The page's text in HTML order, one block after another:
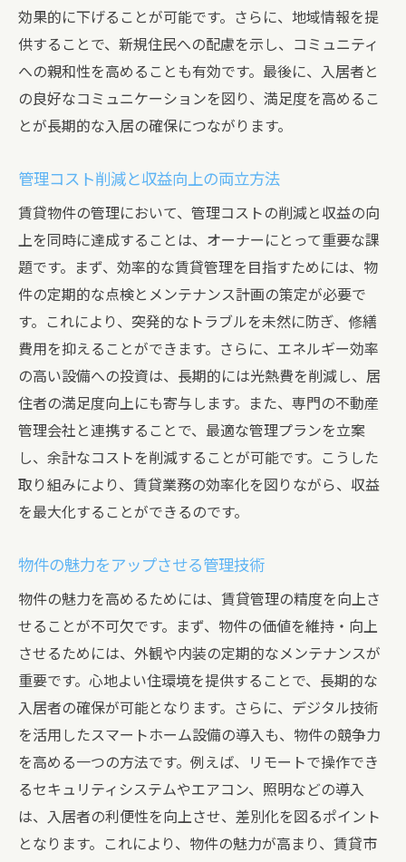
効果的に下げることが可能です。さらに、地域情報を提
供することで、新規住民への配慮を示し、コミュニティ
への親和性を高めることも有効です。最後に、入居者と
の良好なコミュニケーションを図り、満足度を高めるこ
とが長期的な入居の確保につながります。
管理コスト削減と収益向上の両立方法
賃貸物件の管理において、管理コストの削減と収益の向
上を同時に達成することは、オーナーにとって重要な課
題です。まず、効率的な賃貸管理を目指すためには、物
件の定期的な点検とメンテナンス計画の策定が必要で
す。これにより、突発的なトラブルを未然に防ぎ、修繕
費用を抑えることができます。さらに、エネルギー効率
の高い設備への投資は、長期的には光熱費を削減し、居
住者の満足度向上にも寄与します。また、専門の不動産
管理会社と連携することで、最適な管理プランを立案
し、余計なコストを削減することが可能です。こうした
取り組みにより、賃貸業務の効率化を図りながら、収益
を最大化することができるのです。
物件の魅力をアップさせる管理技術
物件の魅力を高めるためには、賃貸管理の精度を向上さ
せることが不可欠です。まず、物件の価値を維持・向上
させるためには、外観や内装の定期的なメンテナンスが
重要です。心地よい住環境を提供することで、長期的な
入居者の確保が可能となります。さらに、デジタル技術
を活用したスマートホーム設備の導入も、物件の競争力
を高める一つの方法です。例えば、リモートで操作でき
るセキュリティシステムやエアコン、照明などの導入
は、入居者の利便性を向上させ、差別化を図るポイント
となります。これにより、物件の魅力が高まり、賃貸市